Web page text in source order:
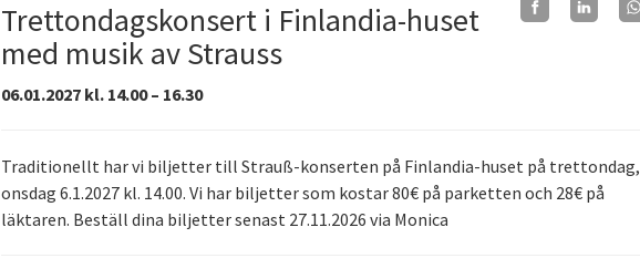
Trettondagskonsert i Finlandia-huset
med musik av Strauss
06.01.2027 kl. 14.00 – 16.30
Traditionellt har vi biljetter till Strauß-konserten på Finlandia-huset på trettondag,
onsdag 6.1.2027 kl. 14.00. Vi har biljetter som kostar 80€ på parketten och 28€ på
läktaren. Beställ dina biljetter senast 27.11.2026 via Monica